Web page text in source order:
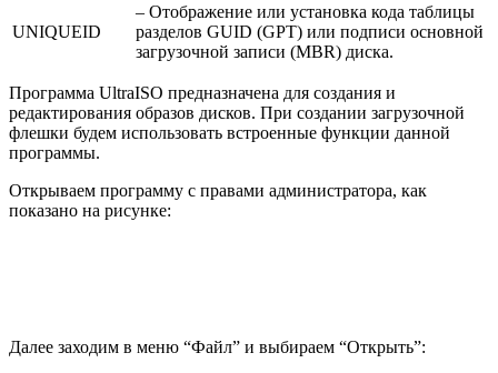
UNIQUEID
– Отображение или установка кода таблицы
разделов GUID (GPT) или подписи основной
загрузочной записи (MBR) диска.
Программа UltraISO предназначена для создания и
редактирования образов дисков. При создании загрузочной
флешки будем использовать встроенные функции данной
программы.
Открываем программу с правами администратора, как
показано на рисунке:
Далее заходим в меню “Файл” и выбираем “Открыть”: